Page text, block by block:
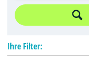
Ihre Filter: